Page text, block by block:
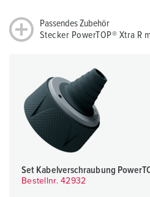
Passendes Zubehör
Stecker PowerTOP® Xtra R
Set Kabelverschraubung
Bestellnr. 42932